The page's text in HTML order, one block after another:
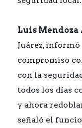
Luis Mendoza
Juárez, informó
compromiso
con la
todos los días
y ahora
señaló el